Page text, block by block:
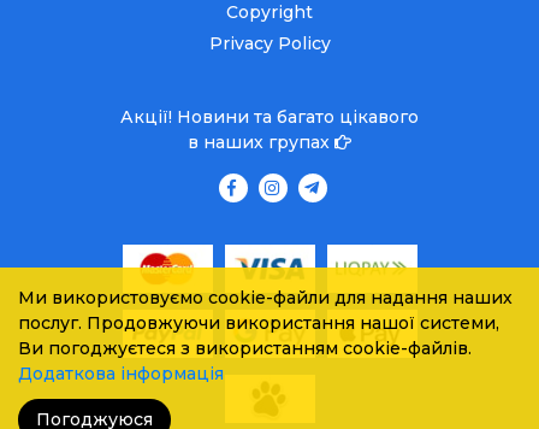
Copyright
Privacy Policy
Акції! Новини та багато цікавого
в наших групах
Ми використовуємо cookie-файли для надання наших
послуг. Продовжуючи використання нашої системи,
Ви погоджуєтеся з використанням cookie-файлів.
Додаткова інформація
Погоджуюся